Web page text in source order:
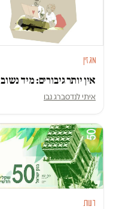
מגזין
אין יותר גיבורים: מיד נשוב
איתי לנדסברג נבו
דעות